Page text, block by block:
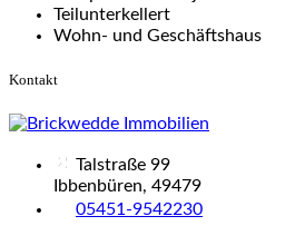
Teilunterkellert
Wohn- und Geschäftshaus
Kontakt
Talstraße 99
Ibbenbüren, 49479
05451-9542230